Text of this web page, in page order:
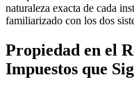
naturaleza exacta de cada
familiarizado con los dos
Propiedad en el
Impuestos que